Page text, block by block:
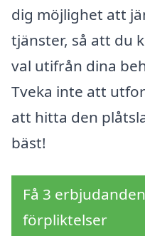
dig möjlighet att
tjänster, så att du
val utifrån dina
Tveka inte att
att hitta den
bäst!
Få 3
förpliktelser